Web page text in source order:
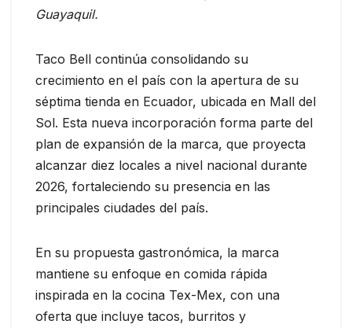
Guayaquil.
Taco Bell continúa consolidando su
crecimiento en el país con la apertura de su
séptima tienda en Ecuador, ubicada en Mall del
Sol. Esta nueva incorporación forma parte del
plan de expansión de la marca, que proyecta
alcanzar diez locales a nivel nacional durante
2026, fortaleciendo su presencia en las
principales ciudades del país.
En su propuesta gastronómica, la marca
mantiene su enfoque en comida rápida
inspirada en la cocina Tex-Mex, con una
oferta que incluye tacos, burritos y